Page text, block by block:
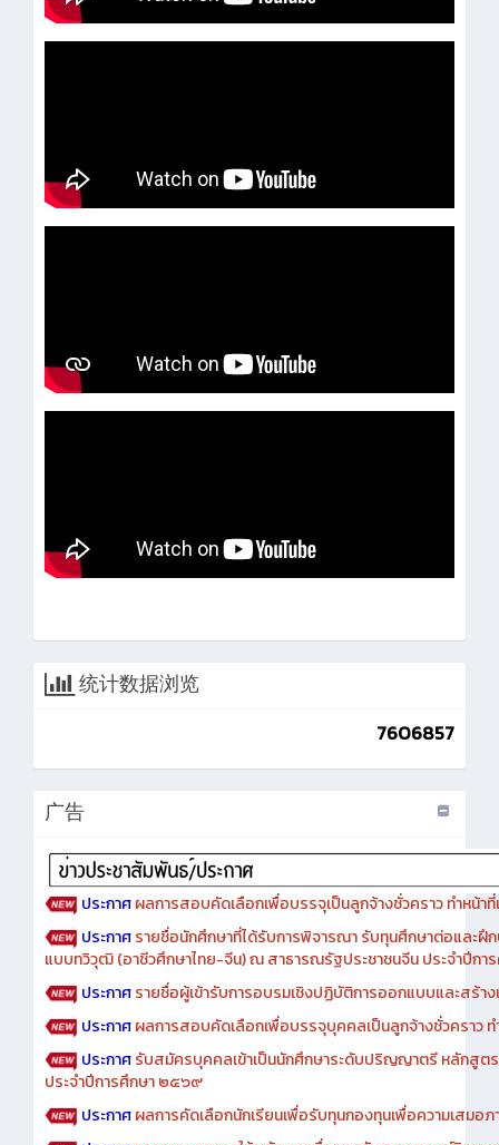
统计数据浏览
7606857
广告
ประกาศผลการสอบคัดเลือกเพื่อบรรจุเป็นลูกจ้างชั่วคราว ทำหน้าที่
ประกาศรายชื่อนักศึกษาที่ได้รับการพิจารณา รับทุนศึกษาต่อและฝึ
แบบทวิวุฒิ (อาชีวศึกษาไทย-จีน) ณ สาธารณรัฐประชาชนจีน ประจำปีก
ประกาศรายชื่อผู้เข้ารับการอบรมเชิงปฏิบัติการออกแบบและสร้า
ประกาศผลการสอบคัดเลือกเพื่อบรรจุบุคคลเป็นลูกจ้างชั่วคราว ท
ประกาศรับสมัครบุคคลเข้าเป็นนักศึกษาระดับปริญญาตรี หลักสูต
ประจำปีการศึกษา ๒๕๖๙
ประกาศผลการคัดเลือกนักเรียนเพื่อรับทุนกองทุนเพื่อความเสมอ